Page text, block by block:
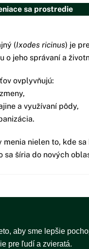
sa prostredie
(Ixodes ricinus) je
o jeho správaní a
ovplyvňujú:
a využívaní pôdy,
nielen to, kde
sa šíria do nových
aby sme lepšie
pre ľudí a zvieratá.